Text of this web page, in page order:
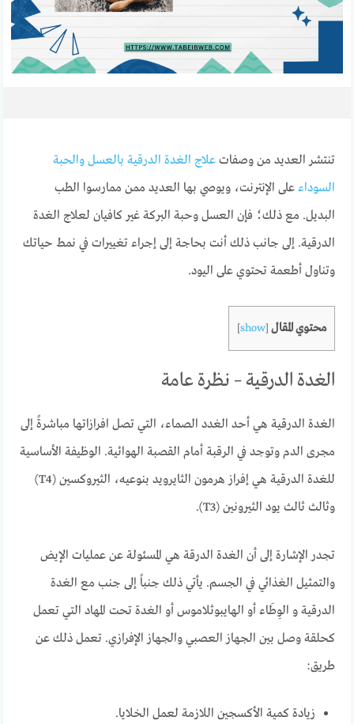
تنتشر العديد من وصفاتعلاج الغدة الدرقية بالعسل والحبة
السوداء على الإنترنت، ويوصي بها العديد ممن ممارسوا الطب
البديل. مع ذلك؛ فإن العسل وحبة البركة غير كافيان لعلاج الغدة
الدرقية. إلى جانب ذلك أنت بحاجة إلى إجراء تغييرات في نمط حياتك
وتناول أطعمة تحتوي على اليود.
محتوي المقال [
show
]
الغدة الدرقية – نظرة عامة
الغدة الدرقية هي أحد الغدد الصماء، التي تصل افرازاتها مباشرةً إلى
مجرى الدم وتوجد في الرقبة أمام القصبة الهوائية. الوظيفة الأساسية
للغدة الدرقية هي إفراز هرمون الثايرويد بنوعيه، الثيروكسين (T4)
وثالث ثالث يود الثيرونين (T3).
تجدر الإشارة إلى أن الغدة الدرقة هي المسئولة عن عمليات الإيض
والتمثيل الغذائي في الجسم. يأتي ذلك جنباً إلى جنب مع الغدة
الدرقية و الوِطَاء أو الهايبوثلاموس أو الغدة تحت المهاد التي تعمل
كحلقة وصل بين الجهاز العصبي والجهاز الإفرازي. تعمل ذلك عن
طريق:
زيادة كمية الأكسجين اللازمة لعمل الخلايا.